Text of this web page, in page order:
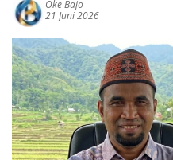
Oke Bajo
21 Juni 2026